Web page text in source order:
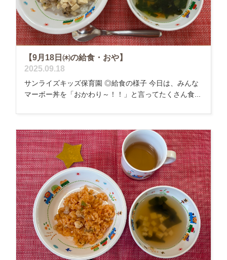
【9月18日㈭の給食・おや】
2025.09.18
サンライズキッズ保育園 ◎給食の様子 今日は、みんな
マーボー丼を「おかわり～！！」と言ってたくさん食...